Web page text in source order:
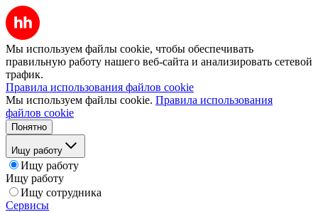
Мы используем файлы cookie, чтобы обеспечивать
правильную работу нашего веб-сайта и анализировать сетевой
трафик.
Правила использования файлов cookie
Мы используем файлы cookie. Правила использования
файлов cookie
Понятно
Ищу работу
Ищу работу
Ищу работу
Ищу сотрудника
Сервисы